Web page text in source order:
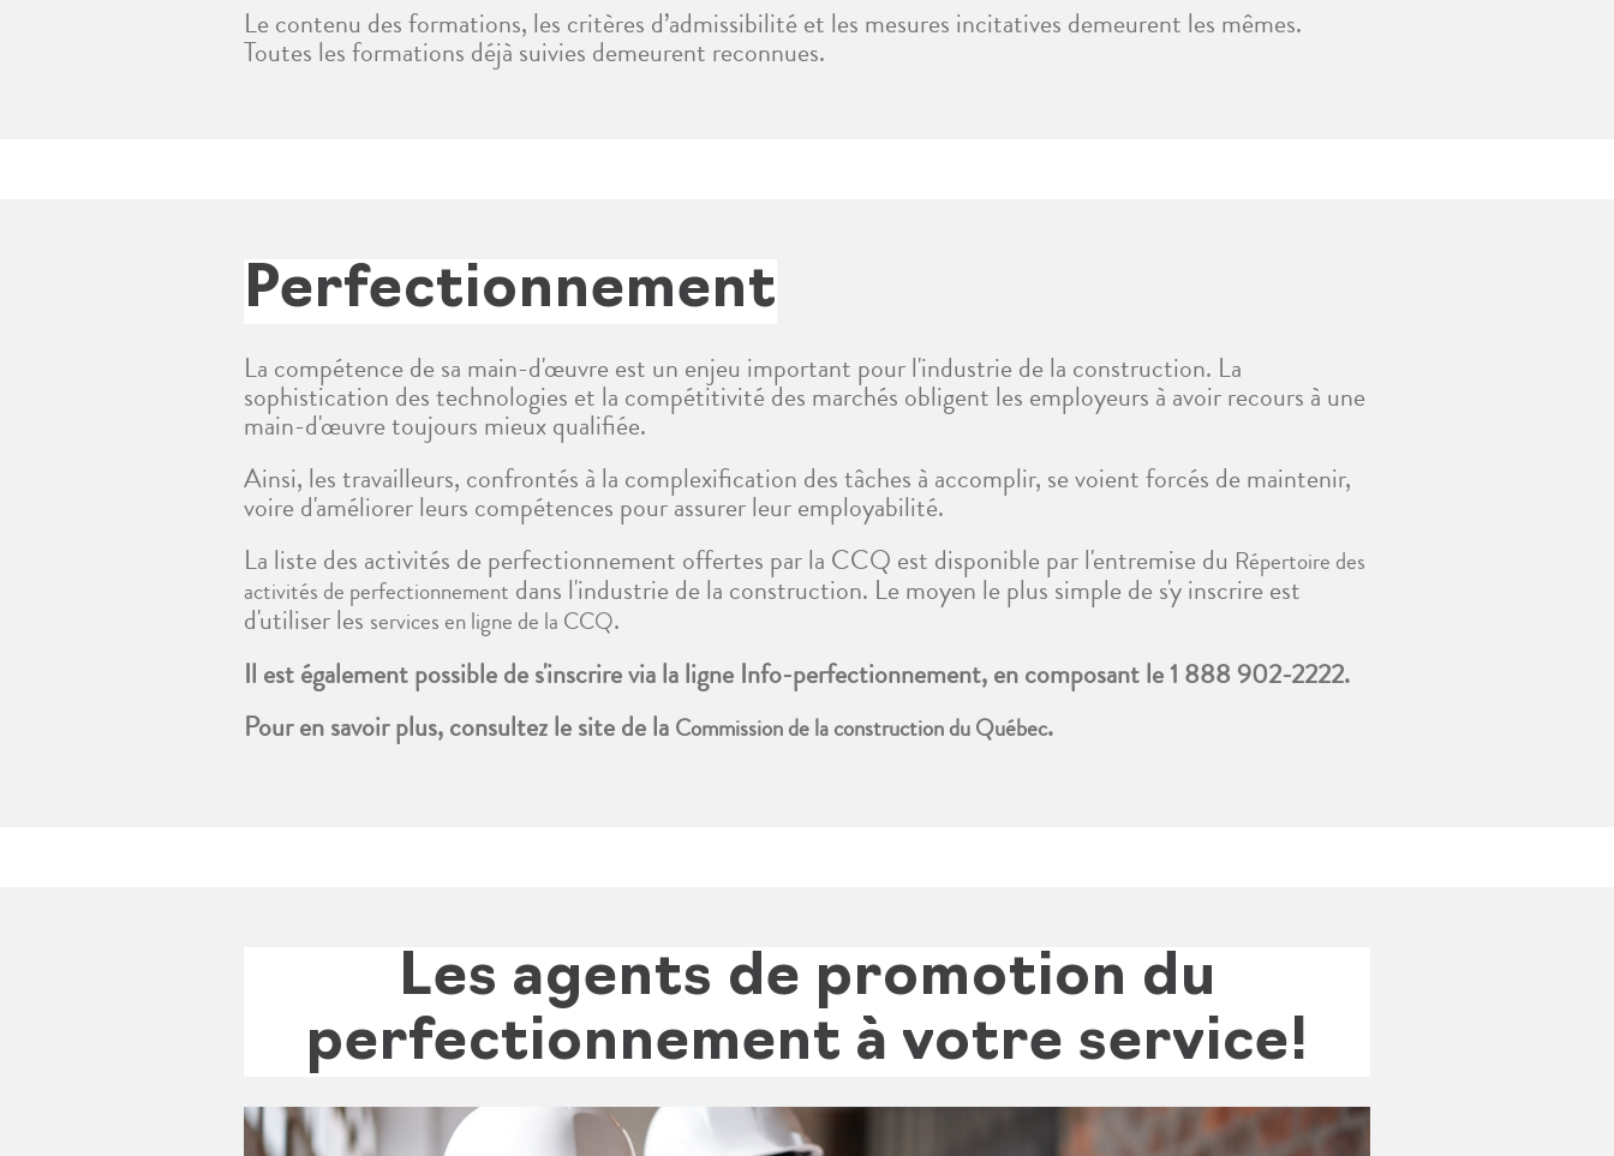
Le contenu des formations, les critères d’admissibilité et les mesures incitatives demeurent les mêmes.
Toutes les formations déjà suivies demeurent reconnues.
Perfectionnement
La compétence de sa main-d'œuvre est un enjeu important pour l'industrie de la construction. La
sophistication des technologies et la compétitivité des marchés obligent les employeurs à avoir recours à une
main-d'œuvre toujours mieux qualifiée.
Ainsi, les travailleurs, confrontés à la complexification des tâches à accomplir, se voient forcés de maintenir,
voire d'améliorer leurs compétences pour assurer leur employabilité.
La liste des activités de perfectionnement offertes par la CCQ est disponible par l'entremise du Répertoire des
activités de perfectionnement dans l'industrie de la construction. Le moyen le plus simple de s'y inscrire est
d'utiliser les services en ligne de la CCQ.
Il est également possible de s'inscrire via la ligne Info-perfectionnement, en composant le 1 888 902-2222.
Pour en savoir plus, consultez le site de la Commission de la construction du Québec.
Les agents de promotion du
perfectionnement à votre service!